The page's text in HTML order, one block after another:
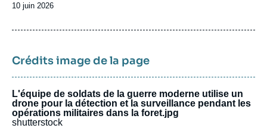
Date
publication
10 juin 2026
Crédits image de la page
L'équipe de soldats de la guerre moderne utilise un
drone pour la détection et la surveillance pendant les
opérations militaires dans la foret.jpg
shutterstock